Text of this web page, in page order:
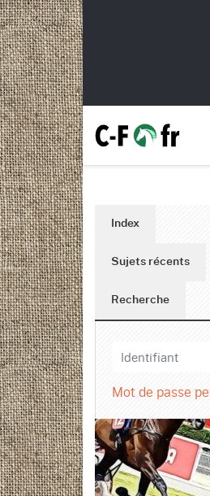
Index
Sujets récents
Recherche
Mot de passe